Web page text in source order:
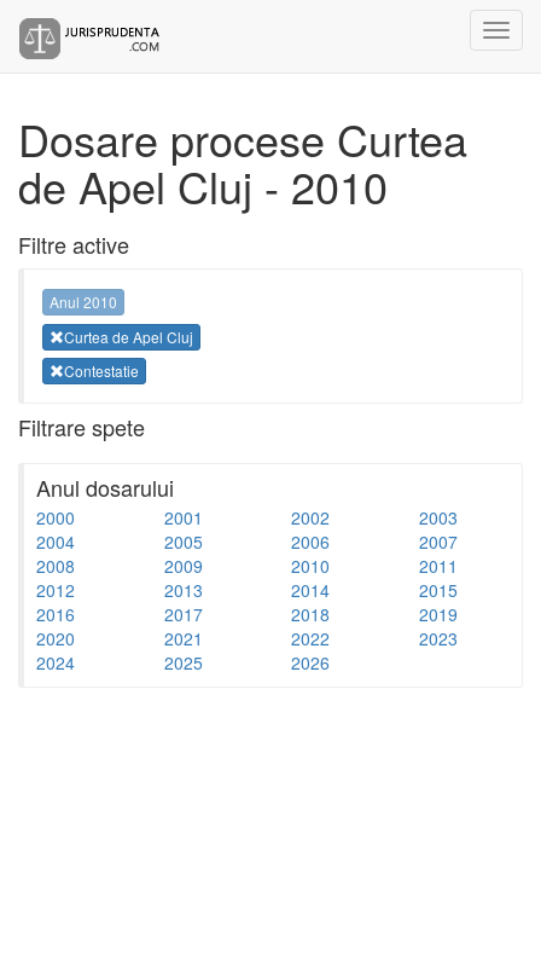
Dosare procese Curtea
de Apel Cluj - 2010
Filtre active
Anul 2010
Curtea de Apel Cluj
Contestatie
Filtrare spete
Anul dosarului
2000 2001 2002
2003
2004
2005 2006
2007
2008
2009 2010
2011
2012
2013 2014
2015
2016
2017 2018
2019
2020
2021 2022
2023
2024
2025 2026